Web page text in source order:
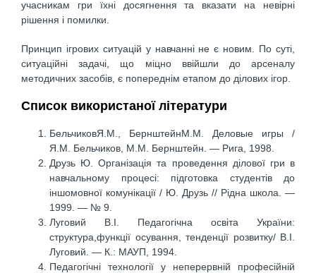
учасникам гри їхні досягнення та вказати на невірні
рішення і помилки.
Принцип ігрових ситуацій у навчанні не є новим. По суті,
ситуаційні задачі, що міцно ввійшли до арсеналу
методичних засобів, є попереднім етапом до ділових ігор.
Список використаної літератури
БельчиковЯ.М., БернштейнМ.М. Деловые игры /
Я.М. Бельчиков, М.М. Бернштейн. — Рига, 1998.
Друзь Ю. Організація та проведення ділової гри в
навчальному процесі: підготовка студентів до
іншомовної комунікації / Ю. Друзь // Рідна школа. —
1999. — № 9.
Луговий В.І. Педагогічна освіта України:
структура,функції осування, тенденції розвитку/ В.І.
Луговий. — К.: МАУП, 1994.
Педагогічні технології у неперервній професійній